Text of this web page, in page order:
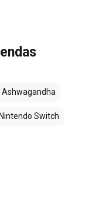
Ashwagandha
Nintendo Switch